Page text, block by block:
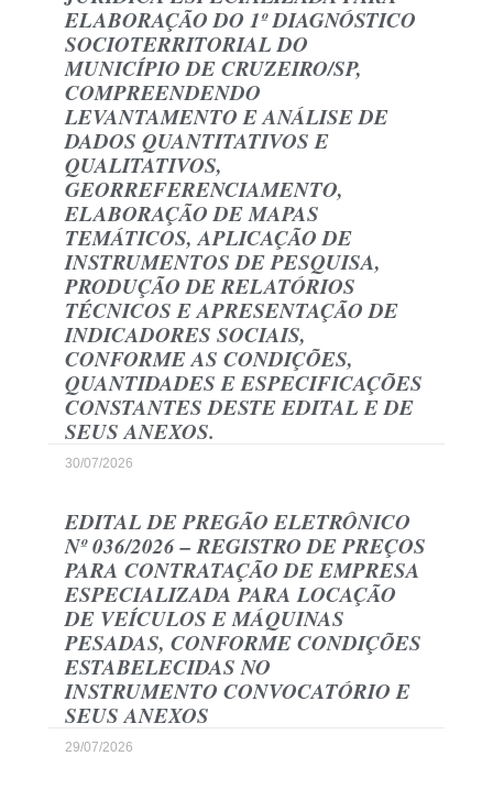
ELABORAÇÃO DO 1º DIAGNÓSTICO
SOCIOTERRITORIAL DO
MUNICÍPIO DE CRUZEIRO/SP,
COMPREENDENDO
LEVANTAMENTO E ANÁLISE DE
DADOS QUANTITATIVOS E
QUALITATIVOS,
GEORREFERENCIAMENTO,
ELABORAÇÃO DE MAPAS
TEMÁTICOS, APLICAÇÃO DE
INSTRUMENTOS DE PESQUISA,
PRODUÇÃO DE RELATÓRIOS
TÉCNICOS E APRESENTAÇÃO DE
INDICADORES SOCIAIS,
CONFORME AS CONDIÇÕES,
QUANTIDADES E ESPECIFICAÇÕES
CONSTANTES DESTE EDITAL E DE
SEUS ANEXOS.
30/07/2026
EDITAL DE PREGÃO ELETRÔNICO
Nº 036/2026 – REGISTRO DE PREÇOS
PARA CONTRATAÇÃO DE EMPRESA
ESPECIALIZADA PARA LOCAÇÃO
DE VEÍCULOS E MÁQUINAS
PESADAS, CONFORME CONDIÇÕES
ESTABELECIDAS NO
INSTRUMENTO CONVOCATÓRIO E
SEUS ANEXOS
29/07/2026